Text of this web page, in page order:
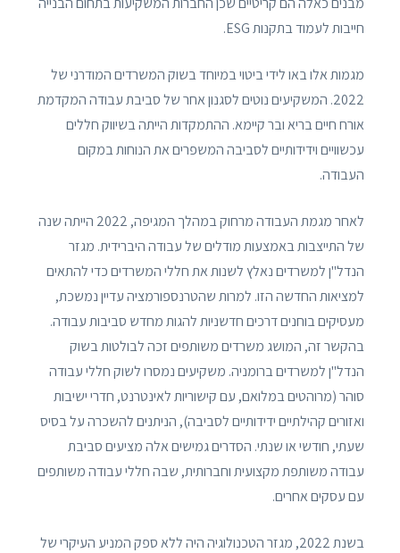
חייבות לעמוד בתקנות ESG.
מגמות אלו באו לידי ביטוי במיוחד בשוק המשרדים המודרני של
2022. המשקיעים נוטים לסגנון אחר של סביבת עבודה המקדמת
אורח חיים בריא ובר קיימא. ההתמקדות הייתה בשיווק חללים
עכשוויים וידידותיים לסביבה המשפרים את הנוחות במקום
העבודה.
לאחר מגמת העבודה מרחוק במהלך המגיפה, 2022 הייתה שנה
של התייצבות באמצעות מודלים של עבודה היברידית. מגזר
הנדל"ן למשרדים נאלץ לשנות את חללי המשרדים כדי להתאים
למציאות החדשה הזו. למרות שהטרנספורמציה עדיין נמשכת,
מעסיקים בוחנים דרכים חדשניות להגות מחדש סביבות עבודה.
בהקשר זה, המושג משרדים משותפים זכה לבולטות בשוק
הנדל"ן למשרדים ברומניה. משקיעים נמסרו לשוק חללי עבודה
סוהר (מרוהטים במלואם, עם קישוריות לאינטרנט, חדרי ישיבות
ואזורים קהילתיים ידידותיים לסביבה), הניתנים להשכרה על בסיס
שעתי, חודשי או שנתי. הסדרים גמישים אלה מציעים סביבת
עבודה משותפת מקצועית וחברותית, שבה חללי עבודה משותפים
עם עסקים אחרים.
בשנת 2022, מגזר הטכנולוגיה היה ללא ספק המניע העיקרי של